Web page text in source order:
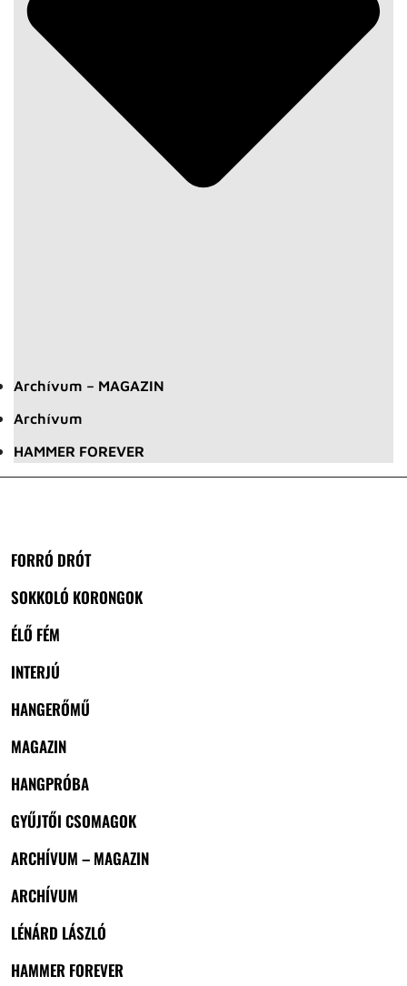
Archívum – MAGAZIN
Archívum
HAMMER FOREVER
FORRÓ DRÓT
SOKKOLÓ KORONGOK
ÉLŐ FÉM
INTERJÚ
HANGERŐMŰ
MAGAZIN
HANGPRÓBA
GYŰJTŐI CSOMAGOK
ARCHÍVUM – MAGAZIN
ARCHÍVUM
LÉNÁRD LÁSZLÓ
HAMMER FOREVER